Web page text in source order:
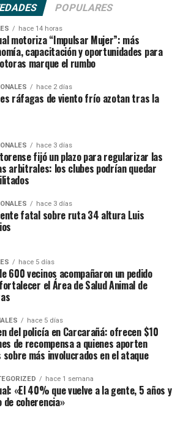
POPULARES
hace 14 horas
motoriza “Impulsar Mujer”: más
capacitación y oportunidades para
marque el rumbo
hace 2 días
ráfagas de viento frío azotan tras la
hace 3 días
fijó un plazo para regularizar las
arbitrales: los clubes podrían quedar
hace 3 días
fatal sobre ruta 34 altura Luis
hace 5 días
600 vecinos acompañaron un pedido
el Área de Salud Animal de
hace 5 días
del policía en Carcarañá: ofrecen $10
de recompensa a quienes aporten
sobre más involucrados en el ataque
hace 1 semana
«El 40% que vuelve a la gente, 5 años y
de coherencia»